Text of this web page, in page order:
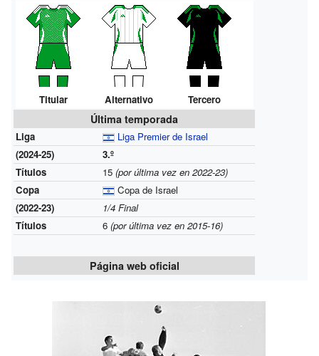
Titular Alternativo Tercero
Última temporada
Liga
Liga Premier de Israel
(2024-25)
3.º
Títulos
15 (por última vez en 2022-23)
Copa
Copa de Israel
(2022-23)
1/4 Final
Títulos
6 (por última vez en 2015-16)
Página web oficial